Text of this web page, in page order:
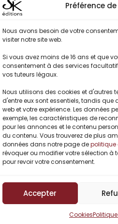
Préférence
Nous avons besoin de votre
visiter notre site web.
Si vous avez moins de 16 ans et que
consentement à des services
vos tuteurs légaux.
Nous utilisons des cookies et d'autres
d'entre eux sont essentiels, tandis
web et votre expérience. Les données
exemple, les caractéristiques de
pour les annonces et le contenu
du contenu. Vous trouverez de plus
données dans notre page depolitique
révoquer ou modifier votre sélection
pour revoir votre consentement.
Accepter
Cookies
Titres